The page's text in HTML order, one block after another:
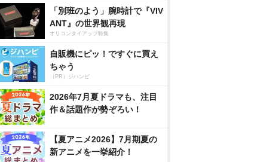
「別班のよう」腕時計で『VIV
ANT』の世界観再現
オリコンタイアップ特集
自販機にピッ！ですぐに買え
ちゃう
（PR）ジハンピ
2026年7月夏ドラマも、注目
作＆話題作が勢ぞろい！
【夏アニメ2026】7月期夏の
新アニメを一挙紹介！